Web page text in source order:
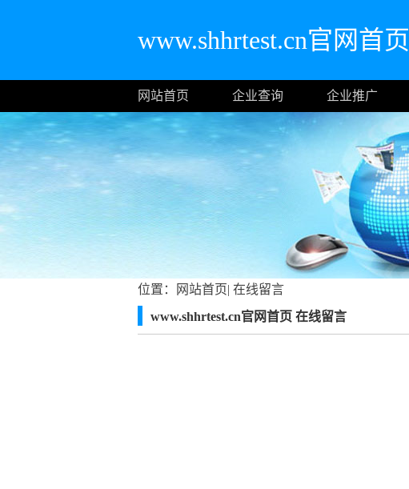
www.shhrtest.cn官网首页
网站首页 企业查询 企业推广
位置： 网站首页| 在线留言
www.shhrtest.cn官网首页 在线留言